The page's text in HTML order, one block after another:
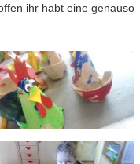
ihr habt eine genauso